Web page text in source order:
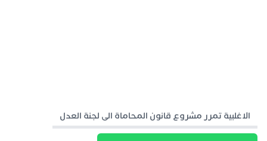
الاغلبية تمرر مشروع قانون المحاماة الى لجنة العدل